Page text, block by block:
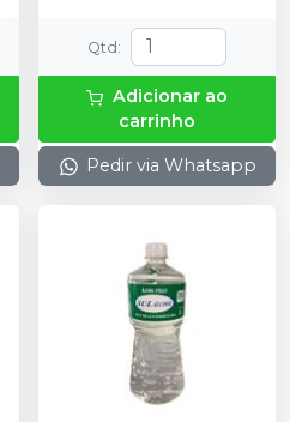
Qtd:
Adicionar ao
carrinho
Pedir via Whatsapp